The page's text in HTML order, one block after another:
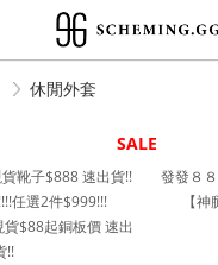
休閒外套
SALE
靴子$888 速出貨!!
發發８
任選2件$999!!!
【
$88起銅板價 速出
!!